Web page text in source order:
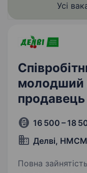
Усі
молодший
продавець
16 500 – 18
Делві, НМСМ
Повна